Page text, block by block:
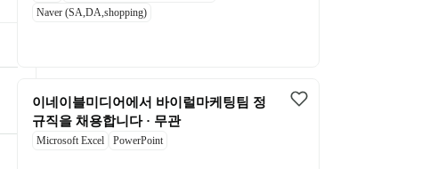
Naver (SA,DA,shopping)
이네이블미디어에서 바이럴마케팅팀 정
규직을 채용합니다 · 무관
Microsoft Excel PowerPoint